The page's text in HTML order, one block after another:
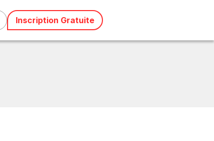
Inscription Gratuite